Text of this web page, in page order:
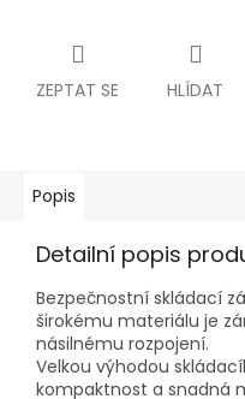
ZEPTAT SE HLÍDAT
Popis
Detailní popis
Bezpečnostní skládací
širokému materiálu je
násilnému rozpojení.
Velkou výhodou
kompaktnost a snadná